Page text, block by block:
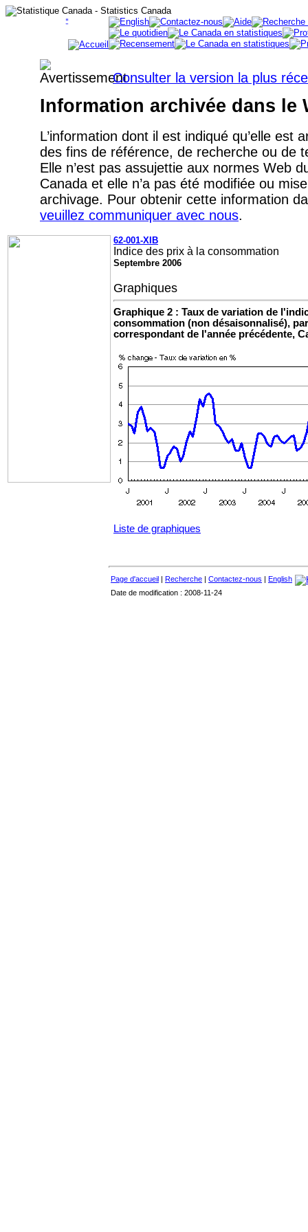
Consulter la version la plus
Information archivée dans le
L’information dont il est indiqué qu’elle est
des fins de référence, de recherche ou de
Elle n’est pas assujettie aux normes Web
Canada et elle n’a pas été modifiée ou
archivage. Pour obtenir cette information
veuillez communiquer avec nous.
62-001-XIB
Indice des prix à la consommation
Septembre 2006
Graphiques
Graphique 2 : Taux de variation de
consommation (non désaisonnalisé),
correspondant de l'année précédente,
Liste de graphiques
Page d'accueil | Recherche | Contactez-nous | English
Date de modification : 2008-11-24